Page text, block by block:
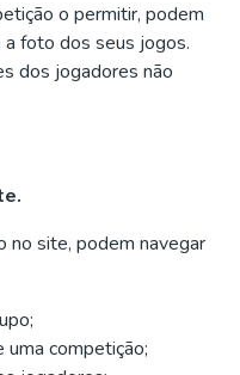
o permitir, podem
foto dos seus jogos.
dos jogadores não
no site, podem navegar
competição;